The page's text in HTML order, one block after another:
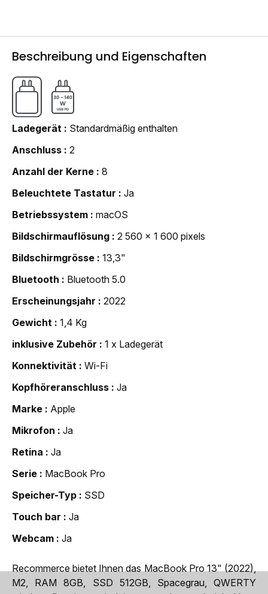
Beschreibung und Eigenschaften
Ladegerät
Standardmäßig enthalten
Anschluss
2
Anzahl der Kerne
8
Beleuchtete Tastatur
Ja
Betriebssystem
macOS
Bildschirmauflösung
2 560 x 1 600 pixels
Bildschirmgrösse
13,3"
Bluetooth
Bluetooth 5.0
Erscheinungsjahr
2022
Gewicht
1,4 Kg
inklusive Zubehör
1 x Ladegerät
Konnektivität
Wi-Fi
Kopfhöreranschluss
Ja
Marke
Apple
Mikrofon
Ja
Retina
Ja
Serie
MacBook Pro
Speicher-Typ
SSD
Touch bar
Ja
Webcam
Ja
Recommerce bietet Ihnen das MacBook Pro 13" (2022),
M2, RAM 8GB, SSD 512GB, Spacegrau, QWERTY